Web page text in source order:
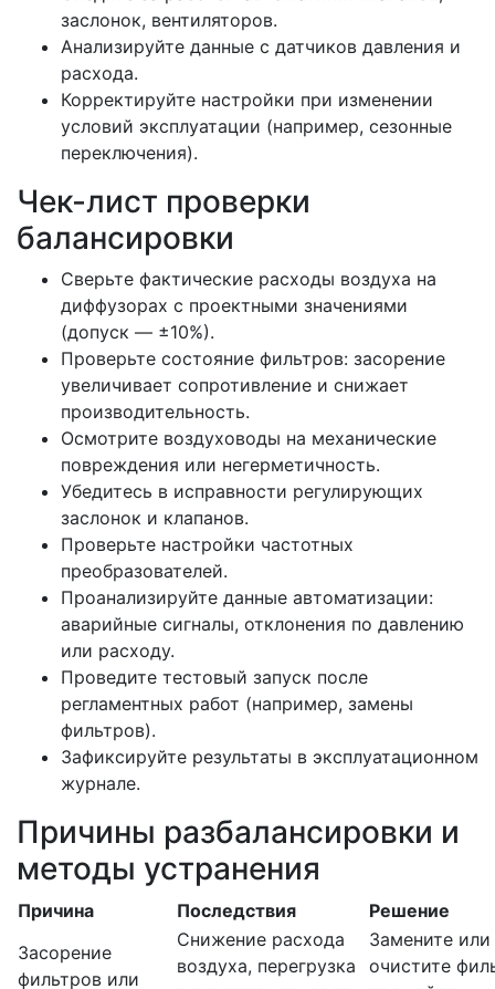
заслонок, вентиляторов.
Анализируйте данные с датчиков давления и
расхода.
Корректируйте настройки при изменении
условий эксплуатации (например, сезонные
переключения).
Чек-лист проверки
балансировки
Сверьте фактические расходы воздуха на
диффузорах с проектными значениями
(допуск — ±10%).
Проверьте состояние фильтров: засорение
увеличивает сопротивление и снижает
производительность.
Осмотрите воздуховоды на механические
повреждения или негерметичность.
Убедитесь в исправности регулирующих
заслонок и клапанов.
Проверьте настройки частотных
преобразователей.
Проанализируйте данные автоматизации:
аварийные сигналы, отклонения по давлению
или расходу.
Проведите тестовый запуск после
регламентных работ (например, замены
фильтров).
Зафиксируйте результаты в эксплуатационном
журнале.
Причины разбалансировки и
методы устранения
Причина Последствия
Решение
Засорение
фильтров или
Снижение расхода
воздуха, перегрузка
Замените или
очистите